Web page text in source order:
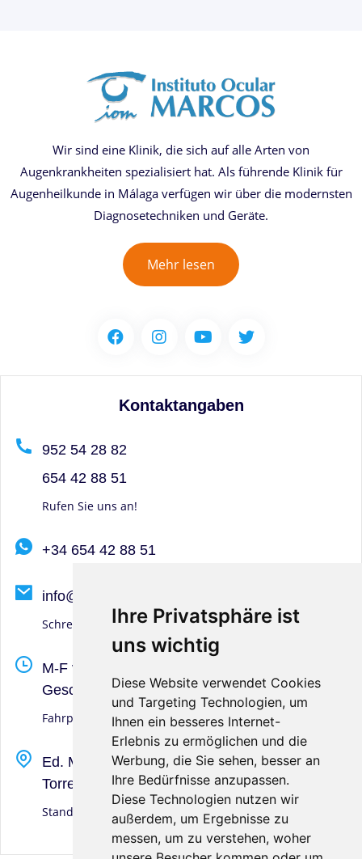
Ihre Privatsphäre ist
uns wichtig
Diese Website verwendet Cookies
und Targeting Technologien, um
Ihnen ein besseres Internet-
Erlebnis zu ermöglichen und die
Werbung, die Sie sehen, besser an
Ihre Bedürfnisse anzupassen.
Diese Technologien nutzen wir
außerdem, um Ergebnisse zu
messen, um zu verstehen, woher
Ihre Privatsphäre ist
uns wichtig
Diese Website verwendet Cookies
und Targeting Technologien, um
Ihnen ein besseres Internet-
Erlebnis zu ermöglichen und die
Werbung, die Sie sehen, besser an
Ihre Bedürfnisse anzupassen.
Diese Technologien nutzen wir
außerdem, um Ergebnisse zu
messen, um zu verstehen, woher
Wir sind eine Klinik, die sich auf alle Arten von
Augenkrankheiten spezialisiert hat. Als führende Klinik für
Augenheilkunde in Málaga verfügen wir über die modernsten
Diagnosetechniken und Geräte.
Mehr lesen
Kontaktangaben
952 54 28 82
654 42 88 51
Rufen Sie uns an!
+34 654 42 88 51
info@clinicaocularmarcos.es
Schreiben Sie uns an
M-F von 9-13 Uhr und 16:45-20 Uhr. S-S-D
Geschlossen
Fahrplan
Ed. Marcos, Calle San Andrés, 1
Torre del Mar (Málaga)
Standort